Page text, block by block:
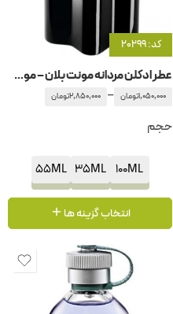
کد: 20299
عطر ادکلن مردانه مونت بلان – مون بلان امبلم
1,050,000تومان –
2,850,000تومان
حجم
100ML
35ML
55ML
انتخاب گزینه ها